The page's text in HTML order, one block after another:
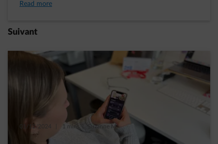
Read more
Suivant
01/12/2024 1 min. Suzanne M.
« Je l’avoue : je vérifie tous les jours ma